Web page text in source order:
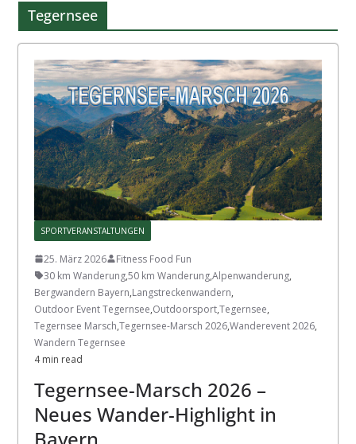
Tegernsee
SPORTVERANSTALTUNGEN
25. März 2026
Fitness Food Fun
30 km Wanderung,50 km Wanderung,Alpenwanderung,
Bergwandern Bayern,Langstreckenwandern,
Outdoor Event Tegernsee,Outdoorsport,Tegernsee,
Tegernsee Marsch,Tegernsee-Marsch 2026,Wanderevent 2026,
Wandern Tegernsee
4 min read
Tegernsee-Marsch 2026 –
Neues Wander-Highlight in
Bayern